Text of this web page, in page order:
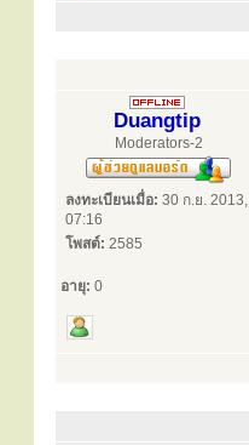
Duangtip
Moderators-2
ลงทะเบียนเมื่อ: 30 ก.ย. 2013,
07:16
โพสต์: 2585
อายุ: 0